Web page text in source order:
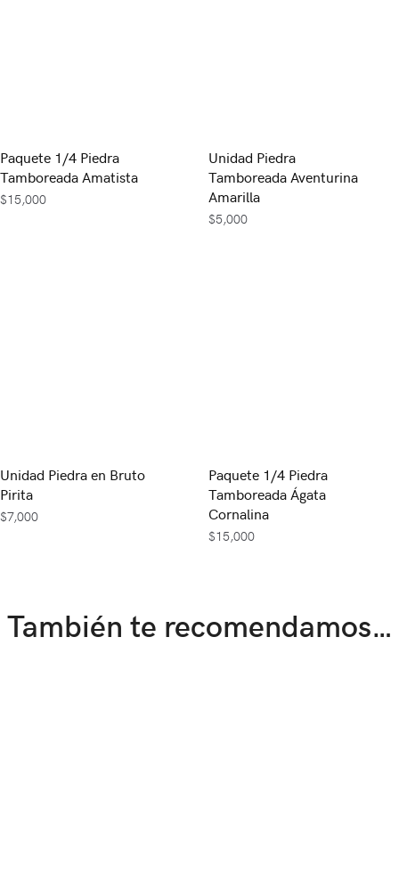
Paquete 1/4 Piedra
Tamboreada Amatista
$15,000
Unidad Piedra
Tamboreada Aventurina
Amarilla
$5,000
Unidad Piedra en Bruto
Pirita
$7,000
Paquete 1/4 Piedra
Tamboreada Ágata
Cornalina
$15,000
También te recomendamos…